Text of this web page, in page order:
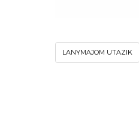
LANYMAJOM UTAZIK